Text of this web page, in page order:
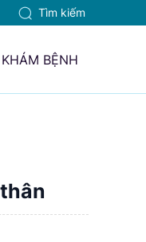
Tìm kiếm
BỆNH